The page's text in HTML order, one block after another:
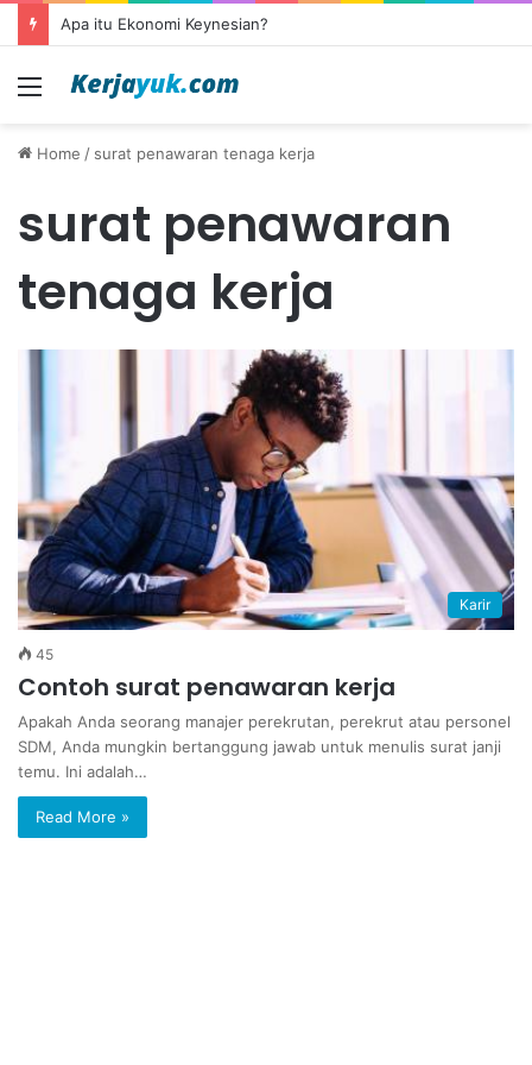
Apa itu Ekonomi Keynesian?
Menu
Home / surat penawaran tenaga kerja
surat penawaran
tenaga kerja
Karir
45
Contoh surat penawaran kerja
Apakah Anda seorang manajer perekrutan, perekrut atau personel
SDM, Anda mungkin bertanggung jawab untuk menulis surat janji
temu. Ini adalah…
Read More »